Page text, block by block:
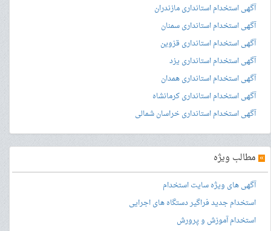
آگهی استخدام استانداری مازندران
آگهی استخدام استانداری سمنان
آگهی استخدام استانداری قزوین
آگهی استخدام استانداری یزد
آگهی استخدام استانداری همدان
آگهی استخدام استانداری کرمانشاه
آگهی استخدام استانداری خراسان شمالی
» مطالب ویژه
آگهی های ویژه سایت استخدام
استخدام جدید فراگیر دستگاه های اجرایی
استخدام آموزش و پرورش